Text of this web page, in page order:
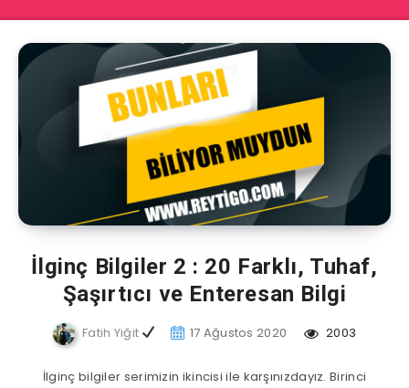
İlginç Bilgiler 2 : 20 Farklı, Tuhaf,
Şaşırtıcı ve Enteresan Bilgi
Fatih Yiğit 17 Ağustos 2020 2003
İlginç bilgiler serimizin ikincisi ile karşınızdayız. Birinci